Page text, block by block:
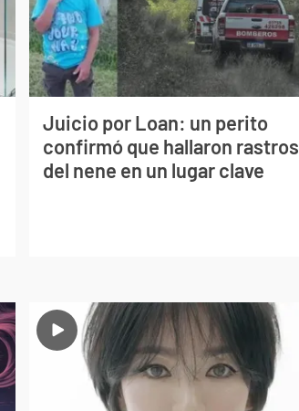
Juicio por Loan: un perito
confirmó que hallaron rastros
del nene en un lugar clave